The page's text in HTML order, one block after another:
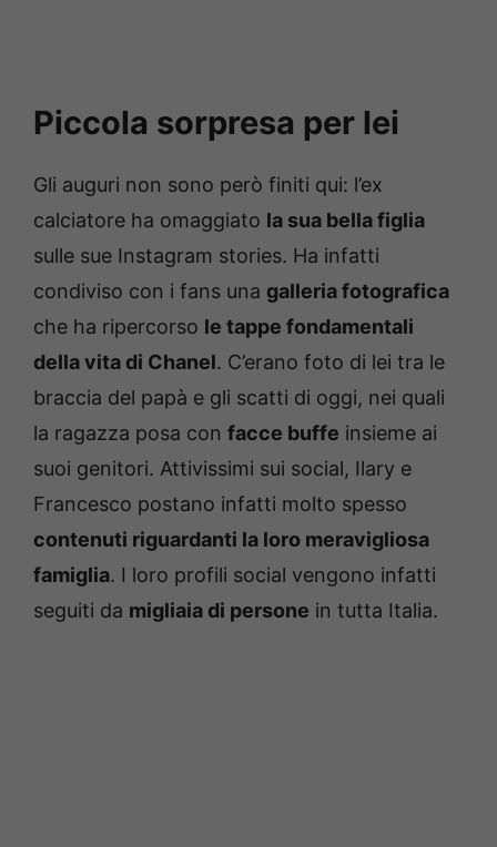
Piccola sorpresa per lei
Gli auguri non sono però finiti qui: l’ex
calciatore ha omaggiato la sua bella figlia
sulle sue Instagram stories. Ha infatti
condiviso con i fans una galleria fotografica
che ha ripercorso le tappe fondamentali
della vita di Chanel. C’erano foto di lei tra le
braccia del papà e gli scatti di oggi, nei quali
la ragazza posa con facce buffe insieme ai
suoi genitori. Attivissimi sui social, Ilary e
Francesco postano infatti molto spesso
contenuti riguardanti la loro meravigliosa
famiglia. I loro profili social vengono infatti
seguiti da migliaia di persone in tutta Italia.